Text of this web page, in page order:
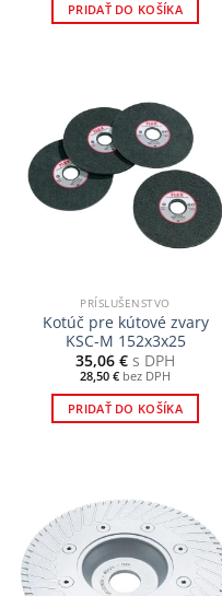
PRIDAŤ DO KOŠÍKA
PRÍSLUŠENSTVO
Kotúč pre kútové zvary
KSC-M 152x3x25
35,06 € s DPH
28,50 € bez DPH
PRIDAŤ DO KOŠÍKA